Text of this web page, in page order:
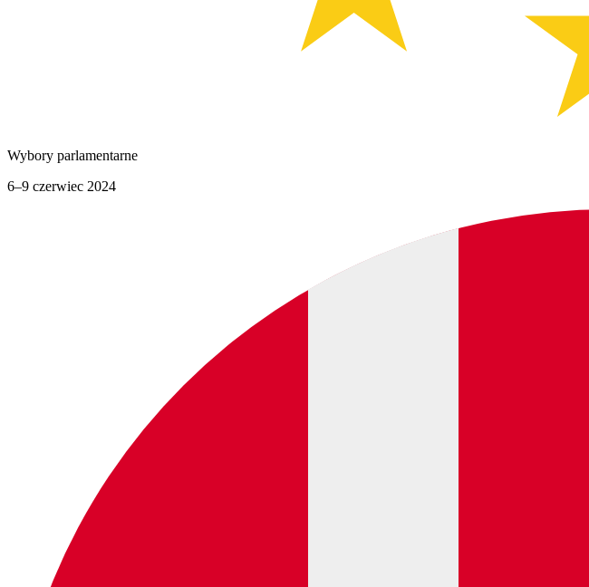
Wybory parlamentarne
6–9 czerwiec 2024